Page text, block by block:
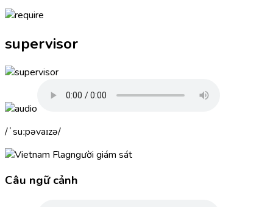
supervisor
ˈsuːpəvaɪzə
người giám sát
Câu ngữ cảnh